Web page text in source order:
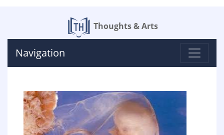
Thoughts & Arts
Navigation